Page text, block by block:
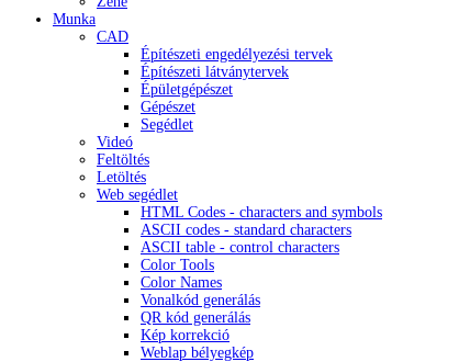
Munka
CAD
Építészeti engedélyezési tervek
Építészeti látványtervek
Épületgépészet
Gépészet
Segédlet
Videó
Feltöltés
Letöltés
Web segédlet
HTML Codes - characters and symbols
ASCII codes - standard characters
ASCII table - control characters
Color Tools
Color Names
Vonalkód generálás
QR kód generálás
Kép korrekció
Weblap bélyegkép